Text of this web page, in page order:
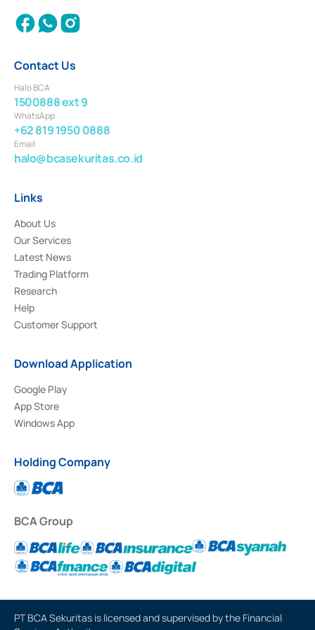
Contact Us
Halo BCA
1500888 ext 9
WhatsApp
+62 819 1950 0888
Email
halo@bcasekuritas.co.id
Links
About Us
Our Services
Latest News
Trading Platform
Research
Help
Customer Support
Download Application
Google Play
App Store
Windows App
Holding Company
BCA Group
PT BCA Sekuritas is licensed and supervised by the Financial